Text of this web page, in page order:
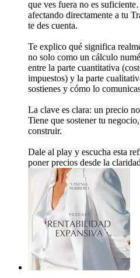
que ves fuera no es
afectando directamente a tu
te des cuenta.
Te explico qué significa
no solo como un cálculo
entre la parte cuantitativa
impuestos) y la parte
sostienes y cómo lo
La clave es clara: un precio
Tiene que sostener tu
construir.
Dale al play y escucha esta
poner precios desde la